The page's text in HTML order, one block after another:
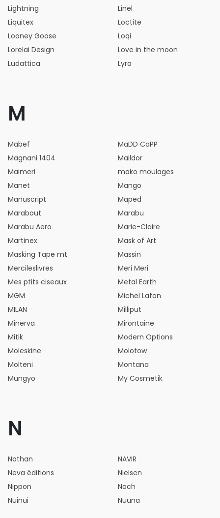
Lightning
Linel
Liquitex
Loctite
Looney Goose
Loqi
Lorelai Design
Love in the moon
Ludattica
Lyra
M
Mabef
MaDD CaPP
Magnani 1404
Maildor
Maimeri
mako moulages
Manet
Mango
Manuscript
Maped
Marabout
Marabu
Marabu Aero
Marie-Claire
Martinex
Mask of Art
Masking Tape mt
Massin
Mercileslivres
Meri Meri
Mes ptits ciseaux
Metal Earth
MGM
Michel Lafon
MILAN
Milliput
Minerva
Mirontaine
Mitik
Modern Options
Moleskine
Molotow
Molteni
Montana
Mungyo
My Cosmetik
N
Nathan
NAVIR
Neva éditions
Nielsen
Nippon
Noch
Nuinui
Nuuna